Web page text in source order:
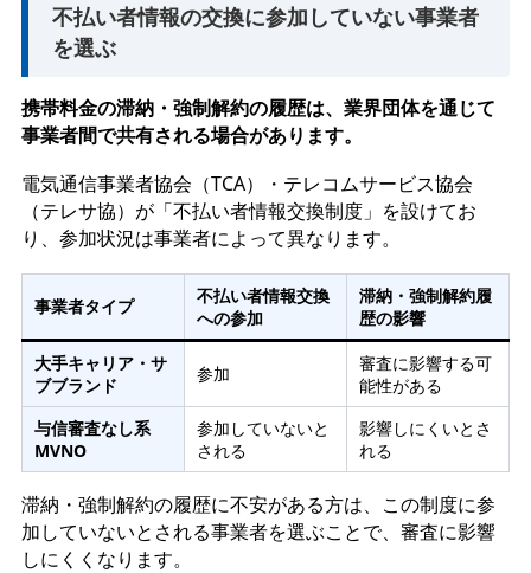
不払い者情報の交換に参加していない事業者
を選ぶ
携帯料金の滞納・強制解約の履歴は、業界団体を通じて
事業者間で共有される場合があります。
電気通信事業者協会（TCA）・テレコムサービス協会
（テレサ協）が「不払い者情報交換制度」を設けてお
り、参加状況は事業者によって異なります。
事業者タイプ
不払い者情報交換
への参加
滞納・強制解約履
歴の影響
大手キャリア・サ
ブブランド
参加
審査に影響する可
能性がある
与信審査なし系
MVNO
参加していないと
される
影響しにくいとさ
れる
滞納・強制解約の履歴に不安がある方は、この制度に参
加していないとされる事業者を選ぶことで、審査に影響
しにくくなります。